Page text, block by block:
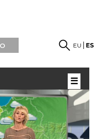
EU ES
☰